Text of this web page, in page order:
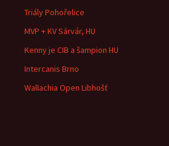
Triály Pohořelice
MVP + KV Sárvár, HU
Kenny je CIB a šampion HU
Intercanis Brno
Wallachia Open Libhošť